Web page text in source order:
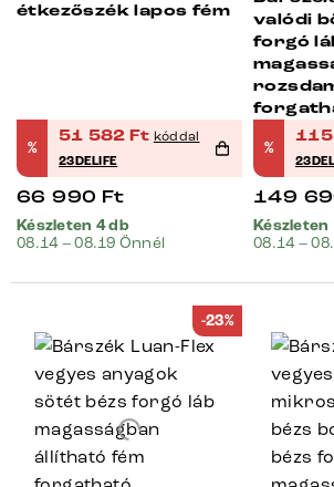
étkezőszék lapos fém
%
51 582 Ft kóddal
23DELIFE
66 990 Ft
Készleten 4 db
08.14 – 08.19 Önnél
valódi
forgó
%
149
Készleten
08.14 –
-23%